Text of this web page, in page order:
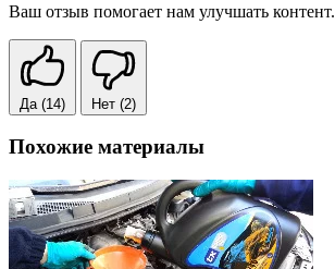
Ваш отзыв помогает нам улучшать контент.
Да (14) Нет (2)
Похожие материалы